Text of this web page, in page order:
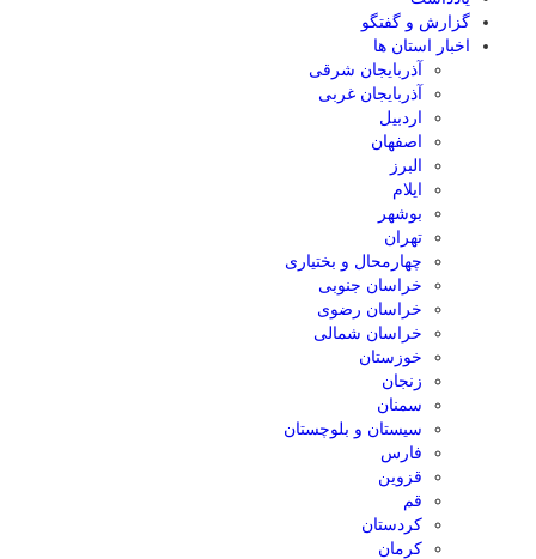
گزارش و گفتگو
اخبار استان ها
آذربایجان شرقی
آذربایجان غربی
اردبیل
اصفهان
البرز
ایلام
بوشهر
تهران
چهارمحال و بختیاری
خراسان جنوبی
خراسان رضوی
خراسان شمالی
خوزستان
زنجان
سمنان
سیستان و بلوچستان
فارس
قزوین
قم
کردستان
کرمان